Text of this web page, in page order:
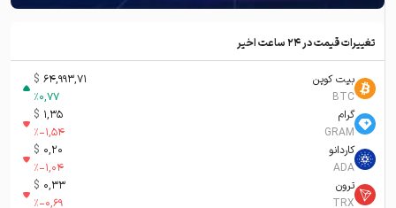
تغییرات قیمت در ۲۴ ساعت اخیر
بیت کوین
BTC
64,993,71
$
%0,77
گرام
GRAM
1,35
$
%-1,54
کاردانو
ADA
0,20
$
%-1,04
ترون
TRX
0,33
$
%-0,69